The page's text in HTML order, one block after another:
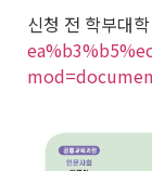
신청 전 학부대